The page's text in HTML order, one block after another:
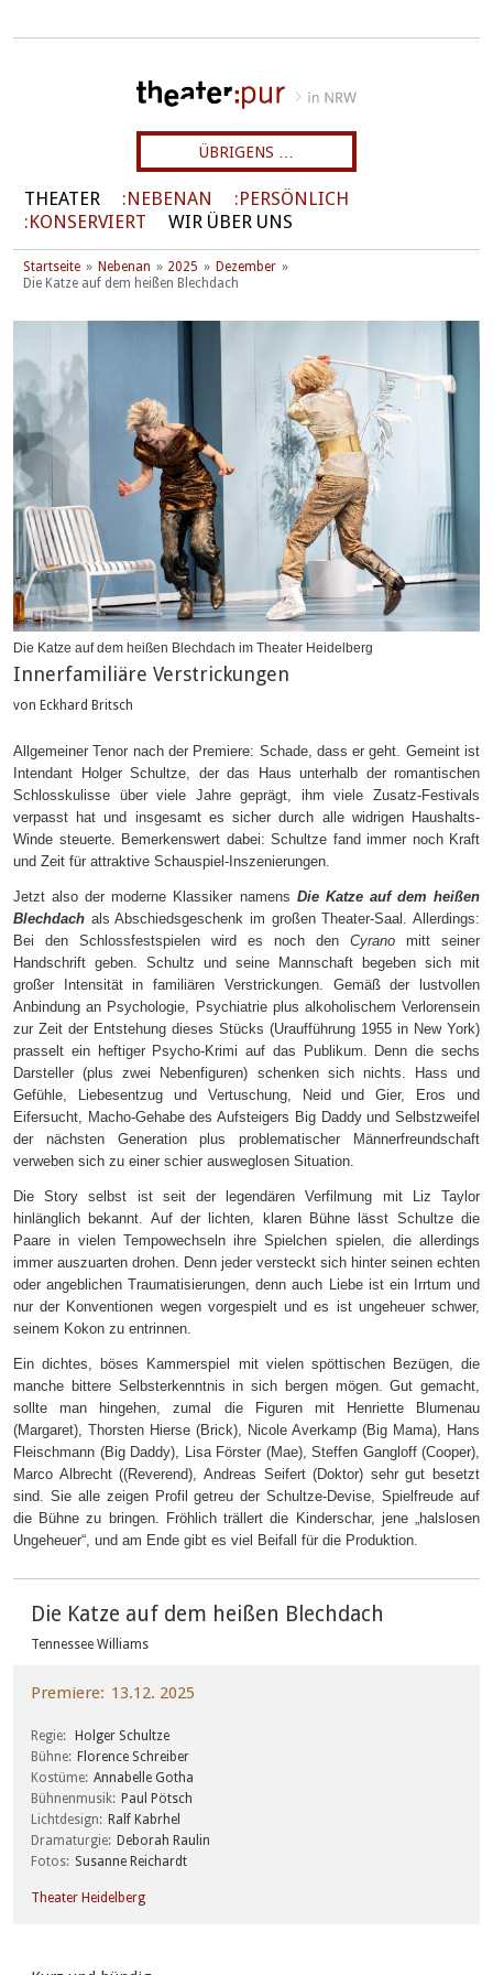
ÜBRIGENS …
THEATER NEBENAN
PERSÖNLICH
KONSERVIERT
WIR ÜBER UNS
Startseite Nebenan 2025
Dezember
Die Katze auf dem heißen Blechdach
Die Katze auf dem heißen Blechdach im Theater Heidelberg
Innerfamiliäre Verstrickungen
von Eckhard Britsch
Allgemeiner Tenor nach der Premiere: Schade, dass er geht. Gemeint ist
Intendant Holger Schultze, der das Haus unterhalb der romantischen
Schlosskulisse über viele Jahre geprägt, ihm viele Zusatz-Festivals
verpasst hat und insgesamt es sicher durch alle widrigen Haushalts-
Winde steuerte. Bemerkenswert dabei: Schultze fand immer noch Kraft
und Zeit für attraktive Schauspiel-Inszenierungen.
Jetzt also der moderne Klassiker namens Die Katze auf dem heißen
Blechdach als Abschiedsgeschenk im großen Theater-Saal. Allerdings:
Bei den Schlossfestspielen wird es noch den Cyrano mitt seiner
Handschrift geben. Schultz und seine Mannschaft begeben sich mit
großer Intensität in familiären Verstrickungen. Gemäß der lustvollen
Anbindung an Psychologie, Psychiatrie plus alkoholischem Verlorensein
zur Zeit der Entstehung dieses Stücks (Uraufführung 1955 in New York)
prasselt ein heftiger Psycho-Krimi auf das Publikum. Denn die sechs
Darsteller (plus zwei Nebenfiguren) schenken sich nichts. Hass und
Gefühle, Liebesentzug und Vertuschung, Neid und Gier, Eros und
Eifersucht, Macho-Gehabe des Aufsteigers Big Daddy und Selbstzweifel
der nächsten Generation plus problematischer Männerfreundschaft
verweben sich zu einer schier ausweglosen Situation.
Die Story selbst ist seit der legendären Verfilmung mit Liz Taylor
hinlänglich bekannt. Auf der lichten, klaren Bühne lässt Schultze die
Paare in vielen Tempowechseln ihre Spielchen spielen, die allerdings
immer auszuarten drohen. Denn jeder versteckt sich hinter seinen echten
oder angeblichen Traumatisierungen, denn auch Liebe ist ein Irrtum und
nur der Konventionen wegen vorgespielt und es ist ungeheuer schwer,
seinem Kokon zu entrinnen.
Ein dichtes, böses Kammerspiel mit vielen spöttischen Bezügen, die
manche bittere Selbsterkenntnis in sich bergen mögen. Gut gemacht,
sollte man hingehen, zumal die Figuren mit Henriette Blumenau
(Margaret), Thorsten Hierse (Brick), Nicole Averkamp (Big Mama), Hans
Fleischmann (Big Daddy), Lisa Förster (Mae), Steffen Gangloff (Cooper),
Marco Albrecht ((Reverend), Andreas Seifert (Doktor) sehr gut besetzt
sind. Sie alle zeigen Profil getreu der Schultze-Devise, Spielfreude auf
die Bühne zu bringen. Fröhlich trällert die Kinderschar, jene „halslosen
Ungeheuer“, und am Ende gibt es viel Beifall für die Produktion.
Die Katze auf dem heißen Blechdach
Tennessee Williams
Premiere 13.12. 2025
Regie
Holger Schultze
Bühne Florence Schreiber
Kostüme Annabelle Gotha
Bühnenmusik Paul Pötsch
Lichtdesign
Ralf Kabrhel
Dramaturgie Deborah Raulin
Fotos
Susanne Reichardt
Theater Heidelberg